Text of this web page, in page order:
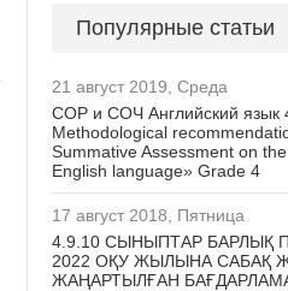
Популярные статьи
21 август 2019, Среда
СОР и СОЧ Английский язык
Methodological
Summative Assessment on
English language» Grade 4
17 август 2018, Пятница
4.9.10 СЫНЫПТАР БАРЛЫҚ
2022 ОҚУ ЖЫЛЫНА САБАҚ
ЖАҢАРТЫЛҒАН